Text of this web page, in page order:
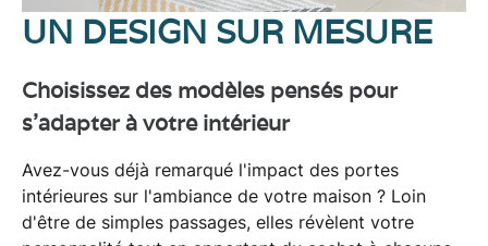
UN DESIGN SUR MESURE
Choisissez des modèles pensés pour
s'adapter à votre intérieur
Avez-vous déjà remarqué l'impact des portes
intérieures sur l'ambiance de votre maison ? Loin
d'être de simples passages, elles révèlent votre